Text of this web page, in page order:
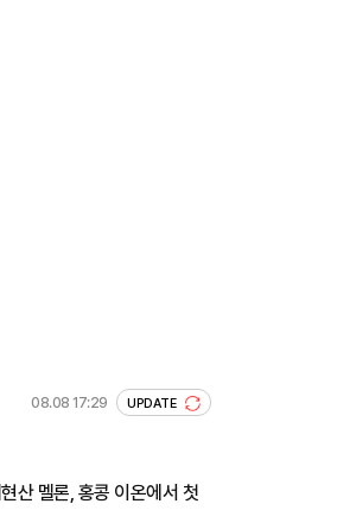
08.08 17:29 UPDATE
산 멜론, 홍콩 이온에서 첫